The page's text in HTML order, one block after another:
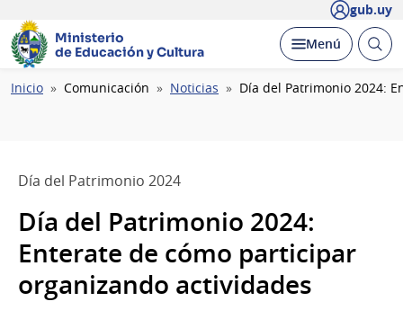
gub.uy
Ministerio
de Educación y Cultura
Desplegar
Menú Abrir
Ruta
Inicio Comunicación Noticias Día del Patrimonio 2024:
Día del Patrimonio 2024
Día del Patrimonio 2024:
Enterate de cómo participar
organizando actividades